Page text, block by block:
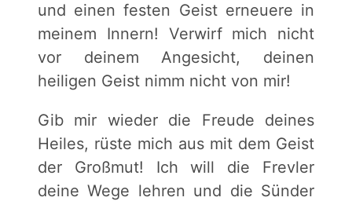
und einen festen Geist erneuere in
meinem Innern! Verwirf mich nicht
vor deinem Angesicht, deinen
heiligen Geist nimm nicht von mir!
Gib mir wieder die Freude deines
Heiles, rüste mich aus mit dem Geist
der Großmut! Ich will die Frevler
deine Wege lehren und die Sünder